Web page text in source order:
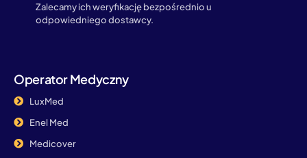
Zalecamy ich weryfikację bezpośrednio u
odpowiedniego dostawcy.
Operator Medyczny
LuxMed
Enel Med
Medicover